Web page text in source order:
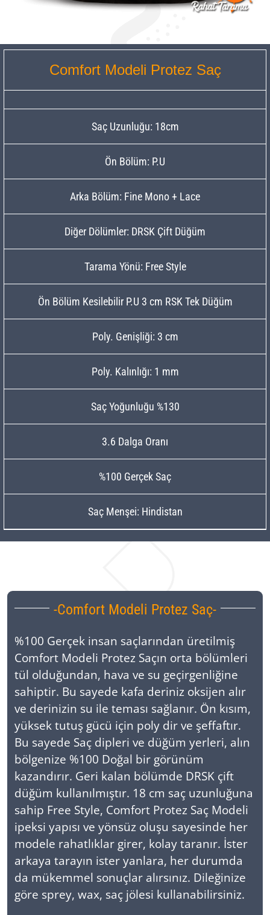
Comfort Modeli Protez Saç
Saç Uzunluğu: 18cm
Ön Bölüm: P.U
Arka Bölüm: Fine Mono + Lace
Diğer Dölümler: DRSK Çift Düğüm
Tarama Yönü: Free Style
Ön Bölüm Kesilebilir P.U 3 cm RSK Tek Düğüm
Poly. Genişliği: 3 cm
Poly. Kalınlığı: 1 mm
Saç Yoğunluğu %130
3.6 Dalga Oranı
%100 Gerçek Saç
Saç Menşei: Hindistan
-Comfort Modeli Protez Saç-
%100 Gerçek insan saçlarından üretilmiş
Comfort Modeli Protez Saçın orta bölümleri
tül olduğundan, hava ve su geçirgenliğine
sahiptir. Bu sayede kafa deriniz oksijen alır
ve derinizin su ile teması sağlanır. Ön kısım,
yüksek tutuş gücü için poly dir ve şeffaftır.
Bu sayede Saç dipleri ve düğüm yerleri, alın
bölgenize %100 Doğal bir görünüm
kazandırır. Geri kalan bölümde DRSK çift
düğüm kullanılmıştır. 18 cm saç uzunluğuna
sahip Free Style, Comfort Protez Saç Modeli
ipeksi yapısı ve yönsüz oluşu sayesinde her
modele rahatlıklar girer, kolay taranır. İster
arkaya tarayın ister yanlara, her durumda
da mükemmel sonuçlar alırsınız. Dileğinize
göre sprey, wax, saç jölesi kullanabilirsiniz.